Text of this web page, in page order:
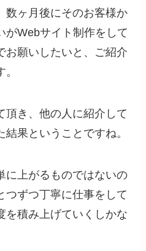
数ヶ月後にそのお客様か
がWebサイト制作をして
お願いしたいと、ご紹介
頂き、他の人に紹介して
果ということですね。
に上がるものではないの
つずつ丁寧に仕事をして
を積み上げていくしかな